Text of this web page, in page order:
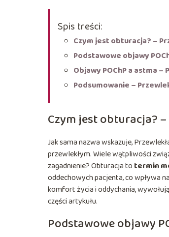
Spis treści:
Czym jest obturacja? –
Podstawowe objawy
Objawy POChP a astma
Podsumowanie –
Czym jest obturacja?
Jak sama nazwa wskazuje,
przewlekłym. Wiele wątpliwości
zagadnienie? Obturacja to termin
oddechowych pacjenta, co wpływa
komfort życia i oddychania,
części artykułu.
Podstawowe objawy